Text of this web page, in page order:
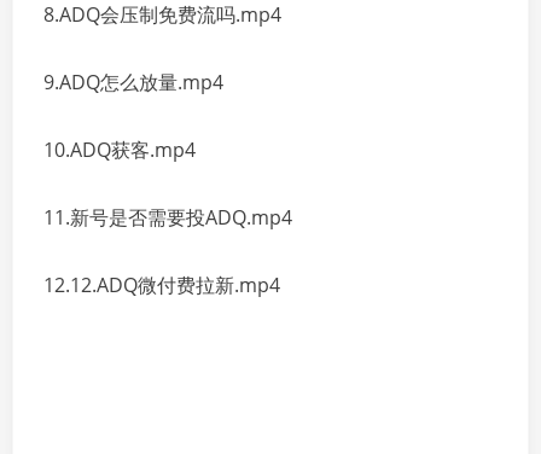
8.ADQ会压制免费流吗.mp4
9.ADQ怎么放量.mp4
10.ADQ获客.mp4
11.新号是否需要投ADQ.mp4
12.12.ADQ微付费拉新.mp4